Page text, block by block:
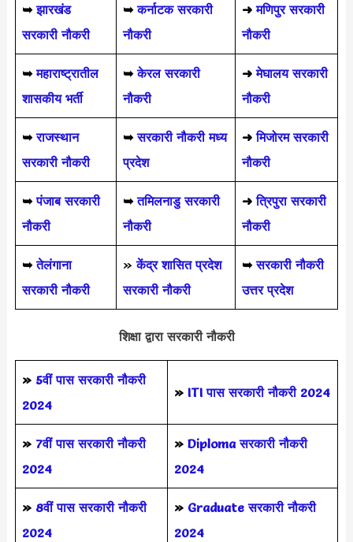
➥ झारखंड
सरकारी नौकरी
➥ कर्नाटक सरकारी
नौकरी
➜ मणिपुर सरकारी
नौकरी
➥ महाराष्ट्रातील
शासकीय भर्ती
➥ केरल सरकारी
नौकरी
➜ मेघालय सरकारी
नौकरी
➥ राजस्थान
सरकारी नौकरी
➥सरकारी नौकरी मध्य
प्रदेश
➜मिजोरम सरकारी
नौकरी
➥ पंजाब सरकारी
नौकरी
➥ तमिलनाडु सरकारी
नौकरी
➜ त्रिपुरा सरकारी
नौकरी
➥तेलंगाना
सरकारी नौकरी
»केंद्र शासित प्रदेश
सरकारी नौकरी
➥ सरकारी नौकरी
उत्तर प्रदेश
शिक्षा द्वारा सरकारी नौकरी
» 5वीं पास सरकारी नौकरी
2024
» ITI पास सरकारी नौकरी 2024
» 7वीं पास सरकारी नौकरी
2024
» Diploma सरकारी नौकरी
2024
» 8वीं पास सरकारी नौकरी
2024
» Graduate सरकारी नौकरी
2024